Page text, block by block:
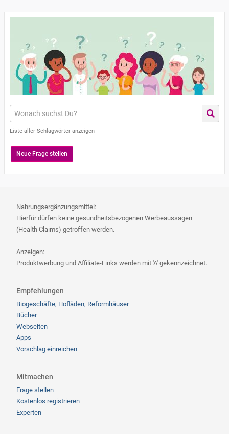
Liste aller Schlagwörter anzeigen
Neue Frage stellen
Nahrungsergänzungsmittel:
Hierfür dürfen keine gesundheitsbezogenen Werbeaussagen
(Health Claims) getroffen werden.
Anzeigen:
Produktwerbung und Affiliate-Links werden mit 'A' gekennzeichnet.
Empfehlungen
Biogeschäfte, Hofläden, Reformhäuser
Bücher
Webseiten
Apps
Vorschlag einreichen
Mitmachen
Frage stellen
Kostenlos registrieren
Experten